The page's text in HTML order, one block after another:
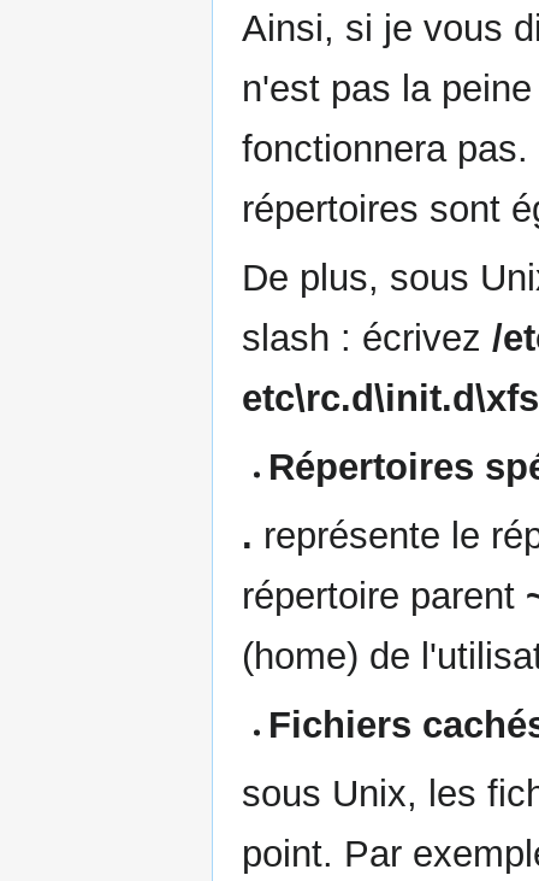
Ainsi, si je vous
n'est pas la
fonctionnera
répertoires sont
De plus, sous
slash : écrivez /
etc\rc.d\init.d\xfs
Répertoires
. représente le
répertoire parent
(home) de
Fichiers
sous Unix, les
point. Par